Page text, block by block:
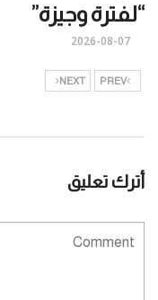
“لفترة وجيزة”
2026-08-07
PREV
NEXT
أترك تعليق